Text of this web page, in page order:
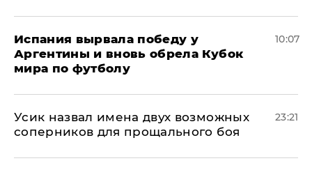
Испания вырвала победу у
Аргентины и вновь обрела Кубок
мира по футболу
10:07
Усик назвал имена двух возможных
соперников для прощального боя
23:21